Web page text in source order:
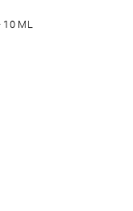
10 ML